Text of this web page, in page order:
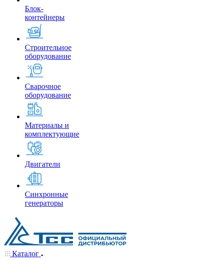
Блок-
контейнеры
Строительное
оборудование
Сварочное
оборудование
Материалы и
комплектующие
Двигатели
Синхронные
генераторы
Каталог